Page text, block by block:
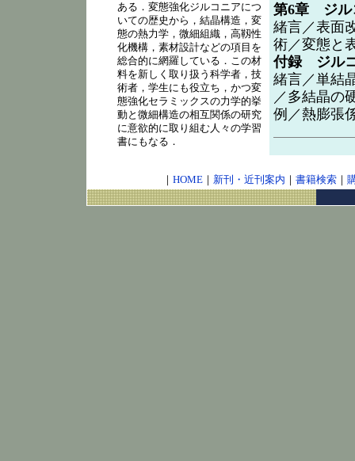
ある．変態強化ジルコニアにつ
いての歴史から，結晶構造，変
態の熱力学，微細組織，高靱性
化機構，素材設計などの項目を
総合的に網羅している．この材
料を新しく取り扱う科学者，技
術者，学生にも役立ち，かつ変
態強化セラミックスの力学的挙
動と微細構造の相互関係の研究
に意欲的に取り組む人々の学習
書にもなる．
第6章 ジル
緒言／表面
術／変態と
付録 ジル
緒言／単結
／多結晶の
例／熱膨張
HOME｜ 新刊・近刊案内 書籍検索｜